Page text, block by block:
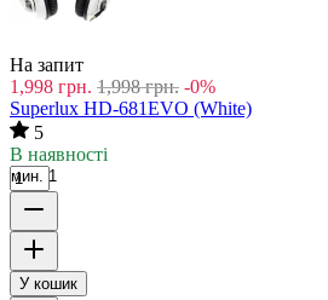
На запит
1,998 грн. 1,998 грн. -0%
Superlux HD-681EVO (White)
5
В наявності
мин. 1
У кошик